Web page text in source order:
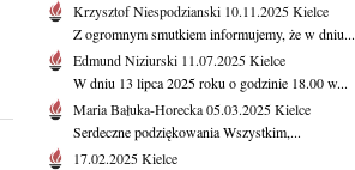
Krzysztof Niespodzianski 10.11.2025Kielce
Z ogromnym smutkiem informujemy, że w dniu...
Edmund Niziurski 11.07.2025Kielce
W dniu 13 lipca 2025 roku o godzinie 18.00 w...
Maria Bałuka-Horecka05.03.2025Kielce
Serdeczne podziękowania Wszystkim,...
17.02.2025Kielce